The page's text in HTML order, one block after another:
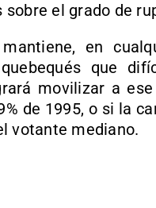
el grado de
en
que
movilizar a
de 1995, o si la
votante mediano.